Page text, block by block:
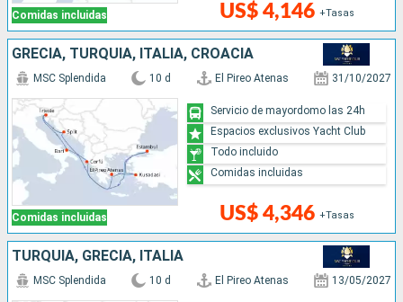
Comidas incluidas US$ 4,146 +Tasas
GRECIA, TURQUÍA, ITALIA, CROACIA
Comidas incluidas
MSC Splendida 10 d El Pireo Atenas 31/10/2027
US$ 4,346 +Tasas
Servicio de mayordomo las 24h
Espacios exclusivos Yacht Club
Todo incluido
Comidas incluidas
TURQUÍA, GRECIA, ITALIA
MSC Splendida 10 d El Pireo Atenas 13/05/2027